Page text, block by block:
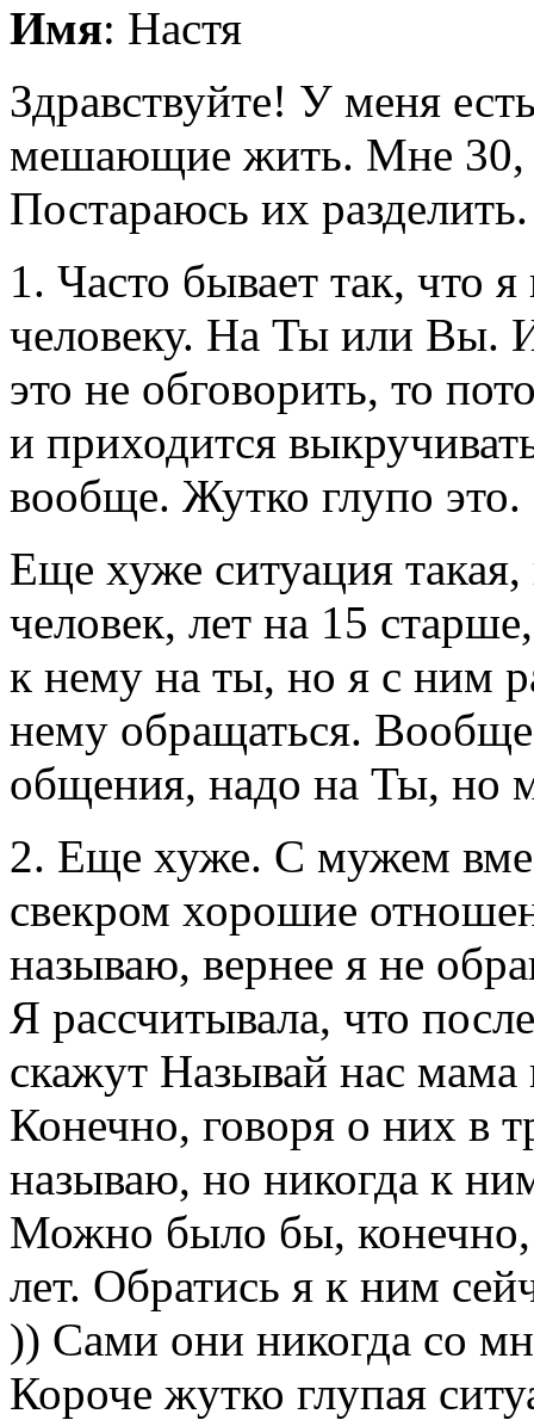
Имя: Настя
Здравствуйте! У меня
мешающие жить. Мне 30,
Постараюсь их разделить.
1. Часто бывает так, что
человеку. На Ты или Вы.
это не обговорить, то
и приходится
вообще. Жутко глупо это.
Еще хуже ситуация такая,
человек, лет на 15
к нему на ты, но я с ним
нему обращаться.
общения, надо на Ты, но
2. Еще хуже. С мужем
свекром хорошие
называю, вернее я не
Я рассчитывала, что
скажут Называй нас
Конечно, говоря о них в
называю, но никогда к
Можно было бы, конечно,
лет. Обратись я к ним
)) Сами они никогда со
Короче жутко глупая